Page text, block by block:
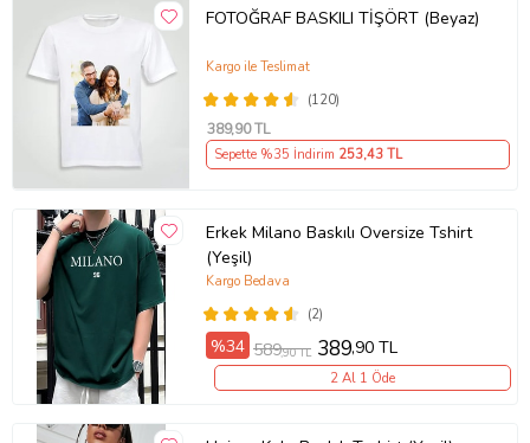
FOTOĞRAF BASKILI TİŞÖRT (Beyaz)
(120)
Kargo ile Teslimat
389,90 TL
Sepette %35 İndirim 253,43 TL
Erkek Milano Baskılı Oversize Tshirt
(Yeşil)
(2)
Kargo Bedava
%34 589,90 TL 389,90 TL
2 Al 1 Öde